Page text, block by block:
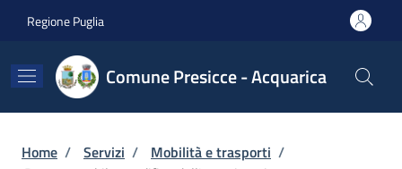
Regione Puglia
Comune Presicce - Acquarica
Briciole di pane
Home / Servizi / Mobilità e trasporti /